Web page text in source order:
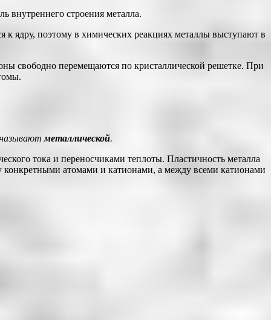
внутреннего строения металла.
ядру, поэтому в химических реакциях металлы выступают в
свободно перемещаются по кристаллической решетке. При
называютметаллической.
тока и переносчиками теплоты. Пластичность металла
конкретными атомами и катионами, а между всеми катионами